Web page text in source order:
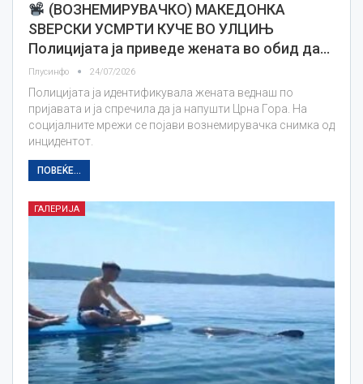
(ВОЗНЕМИРУВАЧКО) МАКЕДОНКА
ЅВЕРСКИ УСМРТИ КУЧЕ ВО УЛЦИЊ
Полицијата ја приведе жената во обид да…
Плусинфо 24/07/2026
Полицијата ја идентификувала жената веднаш по
пријавата и ја спречила да ја напушти Црна Гора. На
социјалните мрежи се појави вознемирувачка снимка од
инцидентот.
ПОВЕЌЕ...
ГАЛЕРИЈА